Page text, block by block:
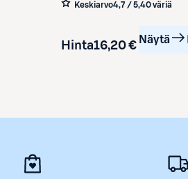
Keskiarvo4,7 / 5,40 väriä
Hinta16,20 € Näytä